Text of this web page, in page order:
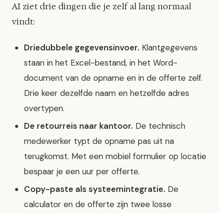
AI ziet drie dingen die je zelf al lang normaal
vindt:
Driedubbele gegevensinvoer. Klantgegevens
staan in het Excel-bestand, in het Word-
document van de opname en in de offerte zelf.
Drie keer dezelfde naam en hetzelfde adres
overtypen.
De retourreis naar kantoor. De technisch
medewerker typt de opname pas uit na
terugkomst. Met een mobiel formulier op locatie
bespaar je een uur per offerte.
Copy-paste als systeemintegratie. De
calculator en de offerte zijn twee losse